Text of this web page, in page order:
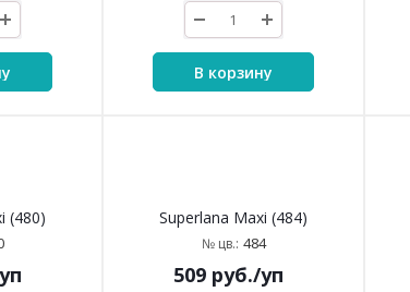
Superlana Maxi (283)
№ цв.: 283
509руб./уп